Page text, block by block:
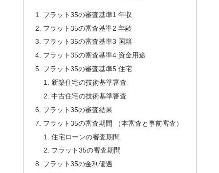
フラット35の審査基準1 年収
フラット35の審査基準2 年齢
フラット35の審査基準3 国籍
フラット35の審査基準4 資金用途
フラット35の審査基準5 住宅
新築住宅の技術基準審査
中古住宅の技術基準審査
フラット35の審査結果
フラット35の審査期間 （本審査と事前審査）
住宅ローンの審査期間
フラット35の審査期間
フラット35の金利優遇